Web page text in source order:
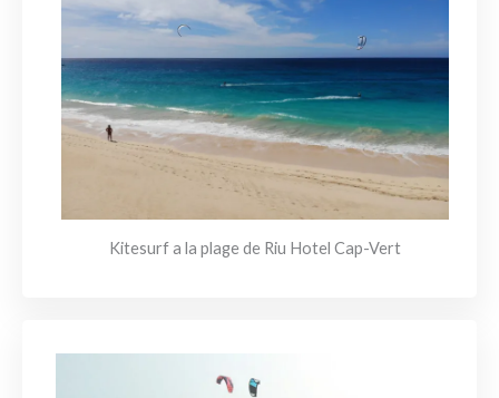
Kitesurf a la plage de Riu Hotel Cap-Vert